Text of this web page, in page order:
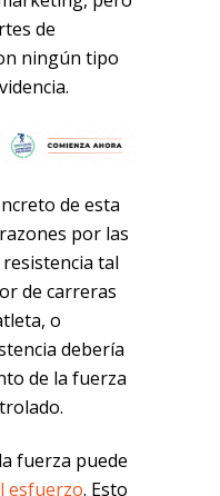
de
ningún tipo
de esta
por las
tal
de carreras
o
debería
de la fuerza
fuerza puede
esfuerzo. Esto